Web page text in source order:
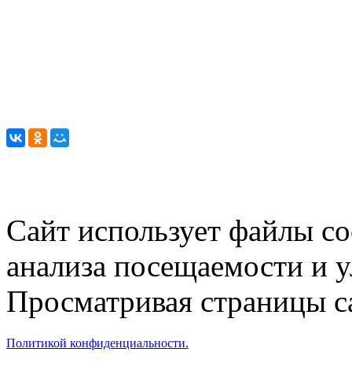
Сайт использует файлы
анализа посещаемости и
Просматривая страницы
Политикой конфиденциальности.